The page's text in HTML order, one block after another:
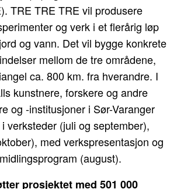
TRE TRE TRE vil produsere
og verk i et flerårig løp
og vann. Det vil bygge konkrete
mellom de tre områdene,
ca. 800 km. fra hverandre. I
kunstnere, forskere og andre
og -institusjoner i Sør-Varanger
verksteder (juli og september),
med verkspresentasjon og
(august).
prosjektet med 501 000